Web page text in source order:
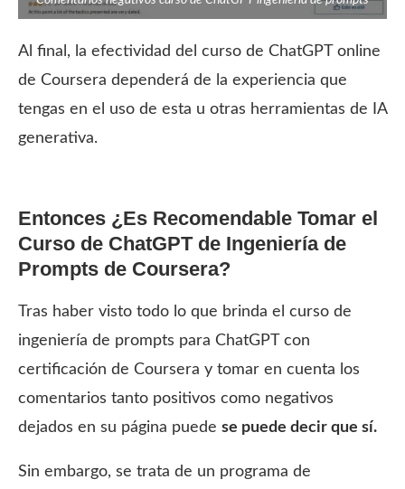
Al final, la efectividad del curso de ChatGPT online
de Coursera dependerá de la experiencia que
tengas en el uso de esta u otras herramientas de IA
generativa.
Entonces ¿Es Recomendable Tomar el
Curso de ChatGPT de Ingeniería de
Prompts de Coursera?
Tras haber visto todo lo que brinda el curso de
ingeniería de prompts para ChatGPT con
certificación de Coursera y tomar en cuenta los
comentarios tanto positivos como negativos
dejados en su página puede se puede decir que sí.
Sin embargo, se trata de un programa de